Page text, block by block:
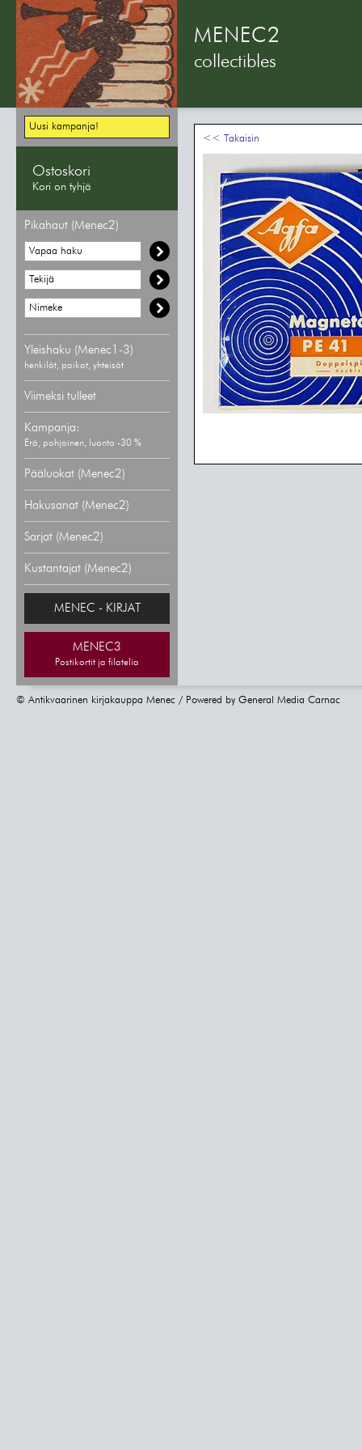
MENEC2
collectibles
Uusi kampanja!
Ostoskori
Kori on tyhjä
Pikahaut (Menec2)
Yleishaku (Menec1-3)
henkilöt, paikat, yhteisöt
Viimeksi tulleet
Kampanja:
Erä, pohjoinen, luonto -30 %
Pääluokat (Menec2)
Hakusanat (Menec2)
Sarjat (Menec2)
Kustantajat (Menec2)
MENEC - KIRJAT
MENEC3
Postikortit ja filatelia
<< Takaisin
© Antikvaarinen kirjakauppa Menec / Powered by General Media Carnac